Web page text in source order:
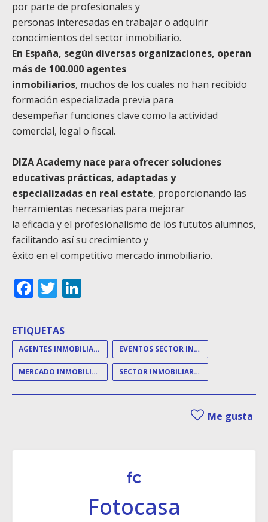
por parte de profesionales y
personas interesadas en trabajar o adquirir
conocimientos del sector inmobiliario.
En España, según diversas organizaciones, operan
más de 100.000 agentes
inmobiliarios, muchos de los cuales no han recibido
formación especializada previa para
desempeñar funciones clave como la actividad
comercial, legal o fiscal.
DIZA Academy nace para ofrecer soluciones
educativas prácticas, adaptadas y
especializadas en real estate, proporcionando las
herramientas necesarias para mejorar
la eficacia y el profesionalismo de los fututos alumnos,
facilitando así su crecimiento y
éxito en el competitivo mercado inmobiliario.
Facebook
Twitter
ETIQUETAS
AGENTES INMOBILIARIOS EVENTOS SECTOR INMOBILIARIO
MERCADO INMOBILIARIO SECTOR INMOBILIARIO
Me gusta
Fotocasa